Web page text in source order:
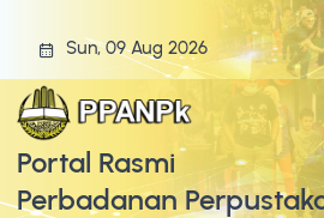
Sun, 09 Aug 2026
Portal Rasmi
Perbadanan